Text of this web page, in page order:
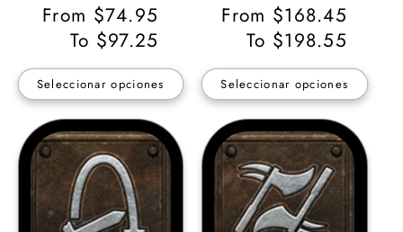
Precio
habitual
From $74.95
To $97.25
Seleccionar opciones
Precio
habitual
From $168.45
To $198.55
Seleccionar opciones